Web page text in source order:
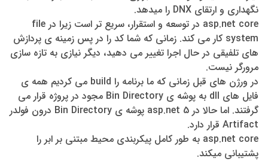
نگهداری و ارتقای DNX را میدهد.
asp.net core در توسعه و استقرار، سریع تر است زیرا در file
system کار می کند. زمانی که شما کد را در پس زمینه ی پردازش
های تلفیقی در حال اجرا تغییر می دهید، دیگر نیازی به تازه سازی
مرورگر نیست.
در ورژن های قبل زمانی که ما برنامه را build می کردیم همه ی
فایل های dll به پوشه ی Bin Directory مجود در پروژه قرار می
گرفتند. اما حالا در asp.net 5 پوشه ی Bin Directory درون فولدر
Artifact قرار دارد.
asp.net core به طور کامل پیکربندی محیط مبتنی بر ابر را
پشتیبانی میکند.